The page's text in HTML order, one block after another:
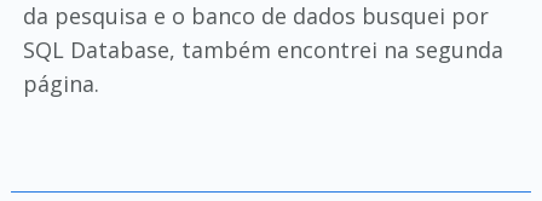
da pesquisa e o banco de dados busquei por
SQL Database, também encontrei na segunda
página.